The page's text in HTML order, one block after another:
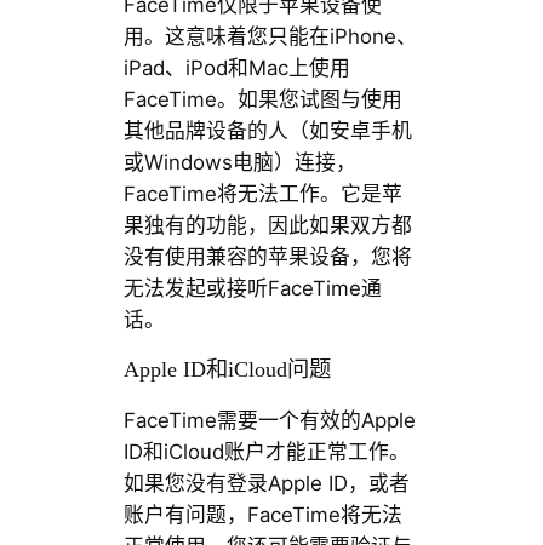
用。这意味着您只能在iPhone、
iPad、iPod和Mac上使用
FaceTime。如果您试图与使用
其他品牌设备的人（如安卓手机
或Windows电脑）连接，
FaceTime将无法工作。它是苹
果独有的功能，因此如果双方都
没有使用兼容的苹果设备，您将
无法发起或接听FaceTime通
话。
Apple ID和iCloud问题
FaceTime需要一个有效的Apple
ID和iCloud账户才能正常工作。
如果您没有登录Apple ID，或者
账户有问题，FaceTime将无法